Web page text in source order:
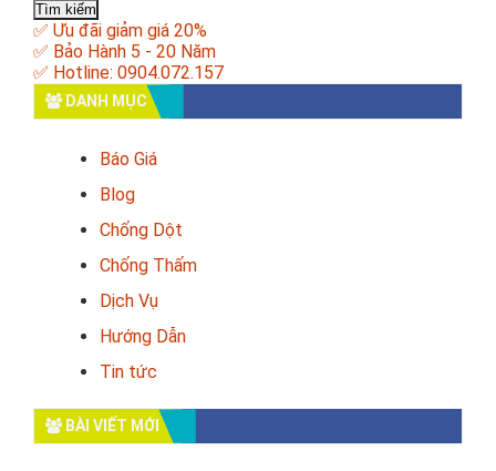
cho:
✅ Ưu đãi giảm giá 20%
✅ Bảo Hành 5 - 20 Năm
✅ Hotline: 0904.072.157
DANH MỤC
Báo Giá
Blog
Chống Dột
Chống Thấm
Dịch Vụ
Hướng Dẫn
Tin tức
BÀI VIẾT MỚI